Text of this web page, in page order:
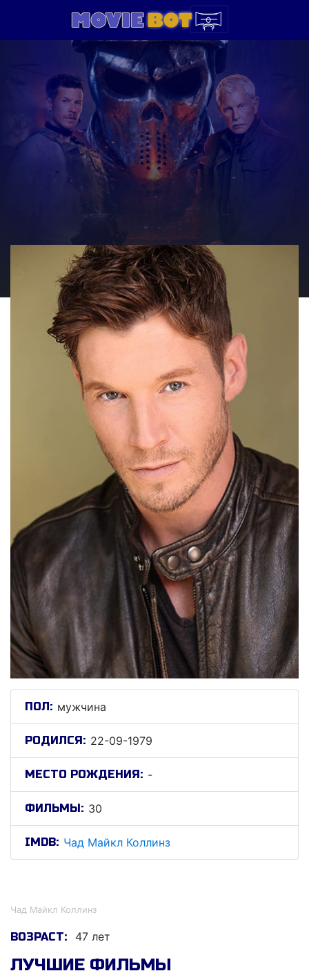
ПОЛ: мужчина
РОДИЛСЯ: 22-09-1979
МЕСТО РОЖДЕНИЯ: -
ФИЛЬМЫ: 30
IMDB: Чад Майкл Коллинз
Чад Майкл Коллинз
ВОЗРАСТ: 47 лет
ЛУЧШИЕ ФИЛЬМЫ